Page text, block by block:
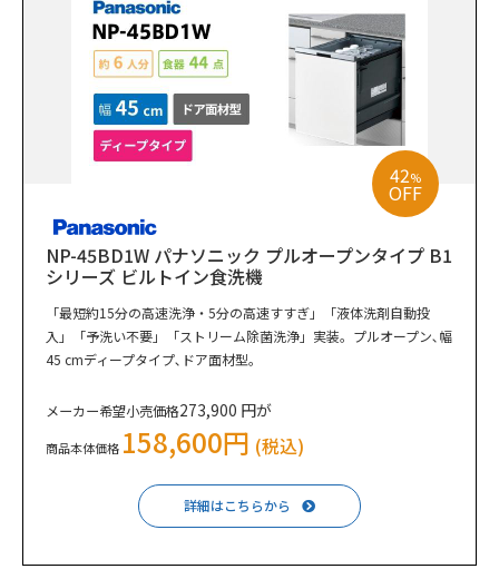
42%
OFF
NP-45BD1W パナソニック プルオープンタイプ B1
シリーズ ビルトイン食洗機
「最短約15分の高速洗浄・5分の高速すすぎ」「液体洗剤自動投
入」「予洗い不要」「ストリーム除菌洗浄」実装。プルオープン､幅
45 cmディープタイプ､ドア面材型｡
メーカー希望小売価格273,900 円が
商品本体価格 158,600円 (税込)
詳細はこちらから